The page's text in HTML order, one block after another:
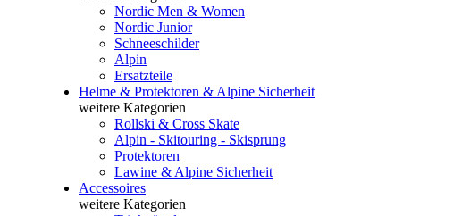
Nordic Men & Women
Nordic Junior
Schneeschilder
Alpin
Ersatzteile
Helme & Protektoren & Alpine Sicherheit
weitere Kategorien
Rollski & Cross Skate
Alpin - Skitouring - Skisprung
Protektoren
Lawine & Alpine Sicherheit
Accessoires
weitere Kategorien